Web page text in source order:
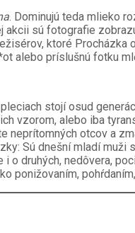
. Dominujú teda mlieko
sú fotografie
ktoré
alebo príslušnú fotku
stojí osud
vzorom, alebo iba
neprítomných otcov a
Sú dnešní mladí muži
druhých, nedôvera,
ponižovaním,